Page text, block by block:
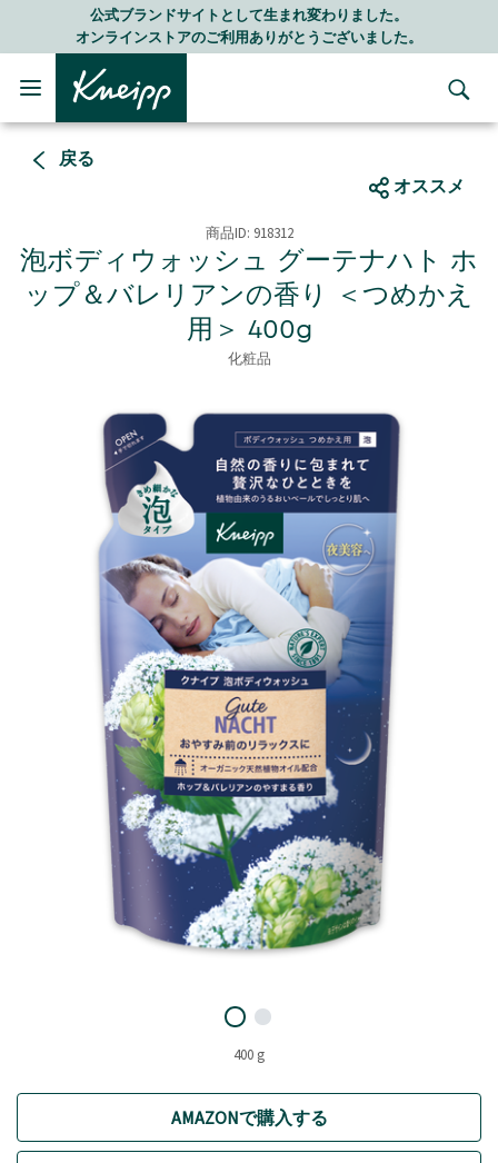
Skip to main content
Skip to footer content
いました。
LINE公式アカウントはこちら＞＞
随時最新情報をお届けします
戻る
オススメ
商品ID: 918312
泡ボディウォッシュ グーテナハト ホ
ップ＆バレリアンの香り ＜つめかえ
用＞ 400g
化粧品
400 g
AMAZONで購入する